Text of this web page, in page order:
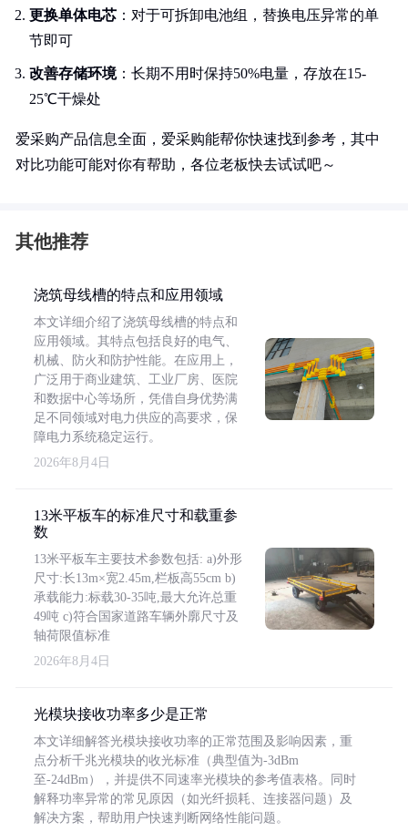
更换单体电芯 ：对于可拆卸电池组，替换电压异常的单
节即可
改善存储环境：长期不用时保持50%电量，存放在15-
25℃干燥处
爱采购产品信息全面，爱采购能帮你快速找到参考，其中
对比功能可能对你有帮助，各位老板快去试试吧～
其他推荐
浇筑母线槽的特点和应用领域
本文详细介绍了浇筑母线槽的特点和
应用领域。其特点包括良好的电气、
机械、防火和防护性能。在应用上，
广泛用于商业建筑、工业厂房、医院
和数据中心等场所，凭借自身优势满
足不同领域对电力供应的高要求，保
障电力系统稳定运行。
2026年8月4日
13米平板车的标准尺寸和载重参
数
13米平板车主要技术参数包括: a)外形
尺寸:长13m×宽2.45m,栏板高55cm b)
承载能力:标载30-35吨,最大允许总重
49吨 c)符合国家道路车辆外廓尺寸及
轴荷限值标准
2026年8月4日
光模块接收功率多少是正常
本文详细解答光模块接收功率的正常范围及影响因素，重
点分析千兆光模块的收光标准（典型值为-3dBm
至-24dBm），并提供不同速率光模块的参考值表格。同时
解释功率异常的常见原因（如光纤损耗、连接器问题）及
解决方案，帮助用户快速判断网络性能问题。